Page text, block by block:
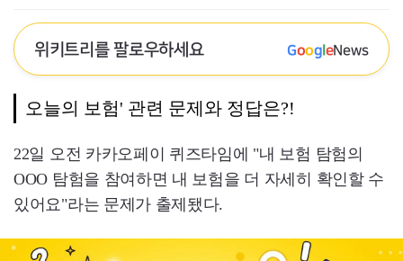
위키트리를 팔로우하세요 GoogleNews
오늘의 보험' 관련 문제와 정답은?!
22일 오전 카카오페이 퀴즈타임에 "내 보험 탐험의
OOO 탐험을 참여하면 내 보험을 더 자세히 확인할 수
있어요"라는 문제가 출제됐다.